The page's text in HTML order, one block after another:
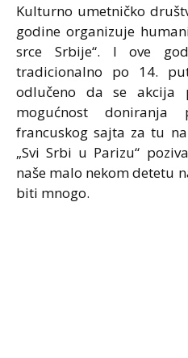
Kulturno umetničko
godine organizuje
srce Srbije“. I ove
tradicionalno po 14.
odlučeno da se
mogućnost doniranja
francuskog sajta za tu
„Svi Srbi u Parizu“
naše malo nekom detetu
biti mnogo.